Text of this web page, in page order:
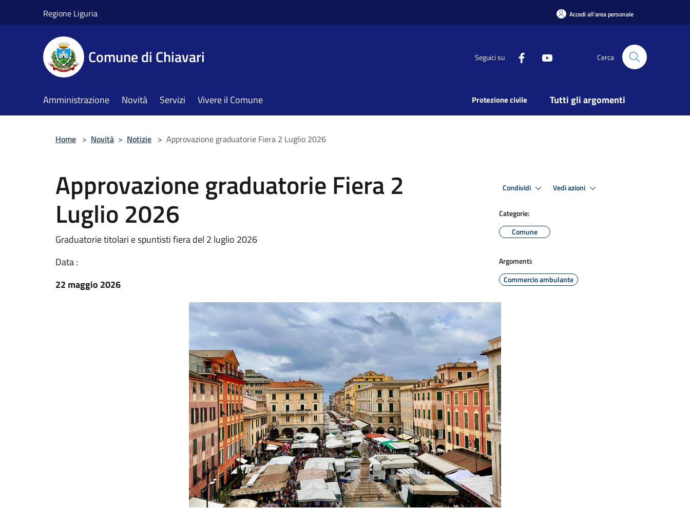
Regione Liguria Accedi all'area personale
Comune di Chiavari Seguici su Cerca
Amministrazione Novità Servizi Vivere il Comune Protezione civile Tutti gli argomenti
Home > Novità > Notizie > Approvazione graduatorie Fiera 2 Luglio 2026
Approvazione graduatorie Fiera 2
Luglio 2026
Graduatorie titolari e spuntisti fiera del 2 luglio 2026
Data :
22 maggio 2026
Condividi Vedi azioni
Categorie:
Comune
Argomenti:
Commercio ambulante